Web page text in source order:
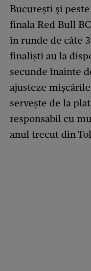
București și
finala Red Bull
în runde de câte
finaliști au la
secunde înainte
ajusteze
servește de la
responsabil cu
anul trecut din